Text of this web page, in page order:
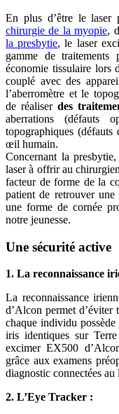
En plus d’être le
chirurgie de la myopie,
la presbytie, le laser
gamme de traitements
économie tissulaire lors
couplé avec des
l’aberromètre et le
de réaliserdes
aberrations (défauts
topographiques
œil humain.
Concernant la
laser à offrir au
facteur de forme de la
patient de retrouver
une forme de cornée
notre jeunesse.
Une sécurité active
1. La reconnaissance
La reconnaissance
d’Alcon permet d’éviter
chaque individu
iris identiques sur
excimer EX500
grâce aux examens
diagnostic connectées au
2. L’Eye Tracker :